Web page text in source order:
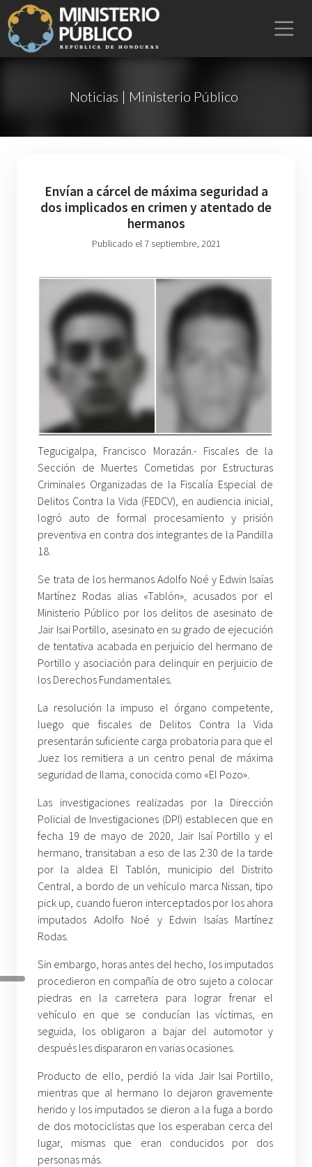
Noticias | Ministerio Público
Envían a cárcel de máxima seguridad a
dos implicados en crimen y atentado de
hermanos
Publicado el 7 septiembre, 2021
Tegucigalpa, Francisco Morazán.- Fiscales de la
Sección de Muertes Cometidas por Estructuras
Criminales Organizadas de la Fiscalía Especial de
Delitos Contra la Vida (FEDCV), en audiencia inicial,
logró auto de formal procesamiento y prisión
preventiva en contra dos integrantes de la Pandilla
18.
Se trata de los hermanos Adolfo Noé y Edwin Isaías
Martínez Rodas alias «Tablón», acusados por el
Ministerio Público por los delitos de asesinato de
Jair Isai Portillo, asesinato en su grado de ejecución
de tentativa acabada en perjuicio del hermano de
Portillo y asociación para delinquir en perjuicio de
los Derechos Fundamentales.
La resolución la impuso el órgano competente,
luego que fiscales de Delitos Contra la Vida
presentarán suficiente carga probatoria para que el
Juez los remitiera a un centro penal de máxima
seguridad de Ilama, conocida como «El Pozo».
Las investigaciones realizadas por la Dirección
Policial de Investigaciones (DPI) establecen que en
fecha 19 de mayo de 2020, Jair Isaí Portillo y el
hermano, transitaban a eso de las 2:30 de la tarde
por la aldea El Tablón, municipio del Distrito
Central, a bordo de un vehículo marca Nissan, tipo
pick up, cuando fueron interceptados por los ahora
imputados Adolfo Noé y Edwin Isaías Martínez
Rodas.
Sin embargo, horas antes del hecho, los imputados
procedieron en compañía de otro sujeto a colocar
piedras en la carretera para lograr frenar el
vehículo en que se conducían las víctimas, en
seguida, los obligaron a bajar del automotor y
después les dispararon en varias ocasiones.
Producto de ello, perdió la vida Jair Isai Portillo,
mientras que al hermano lo dejaron gravemente
herido y los imputados se dieron a la fuga a bordo
de dos motociclistas que los esperaban cerca del
lugar, mismas que eran conducidos por dos
personas más.